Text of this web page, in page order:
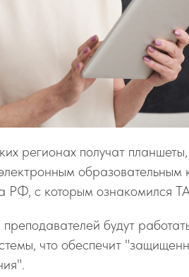
регионах получат
образовательным
РФ, с которым ознакомился
будут
что обеспечит